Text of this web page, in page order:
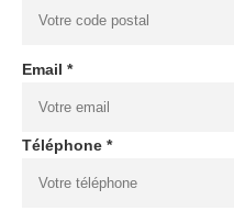
Email *
Téléphone *